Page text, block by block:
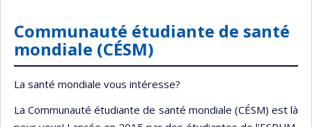
Communauté étudiante de santé
mondiale (CÉSM)
La santé mondiale vous intéresse?
La Communauté étudiante de santé mondiale (CÉSM) est là